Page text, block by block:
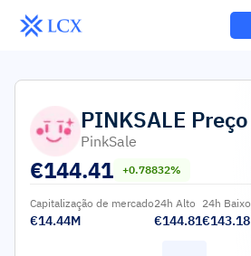
PINKSALE Preço
PinkSale
€144.41 +0.78832%
Capitalização de mercado
€14.44M
24h Alto
€144.81
24h Baixo
€143.18